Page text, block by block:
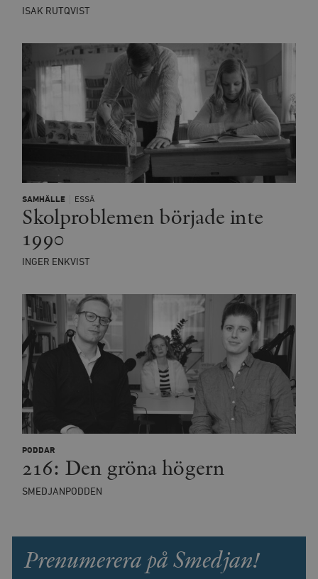
ISAK RUTQVIST
SAMHÄLLE ESSÄ
Skolproblemen började inte
1990
INGER ENKVIST
PODDAR
216: Den gröna högern
SMEDJANPODDEN
Prenumerera på Smedjan!